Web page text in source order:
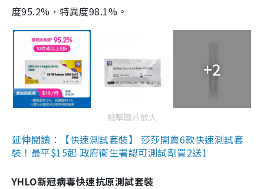
度95.2%，特異度98.1%。
+2
點擊圖片放大
延伸閱讀：【快速測試套裝】 莎莎開賣6款快速測試套
裝！最平$15起 政府衛生署認可測試劑買2送1
YHLO新冠病毒快速抗原測試套裝